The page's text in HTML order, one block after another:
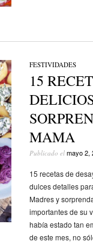
FESTIVIDADES
15
MAMA
Publicado el mayo 2,
15 recetas de
dulces detalles
Madres y
importantes de su
había estado tan
de este mes, no